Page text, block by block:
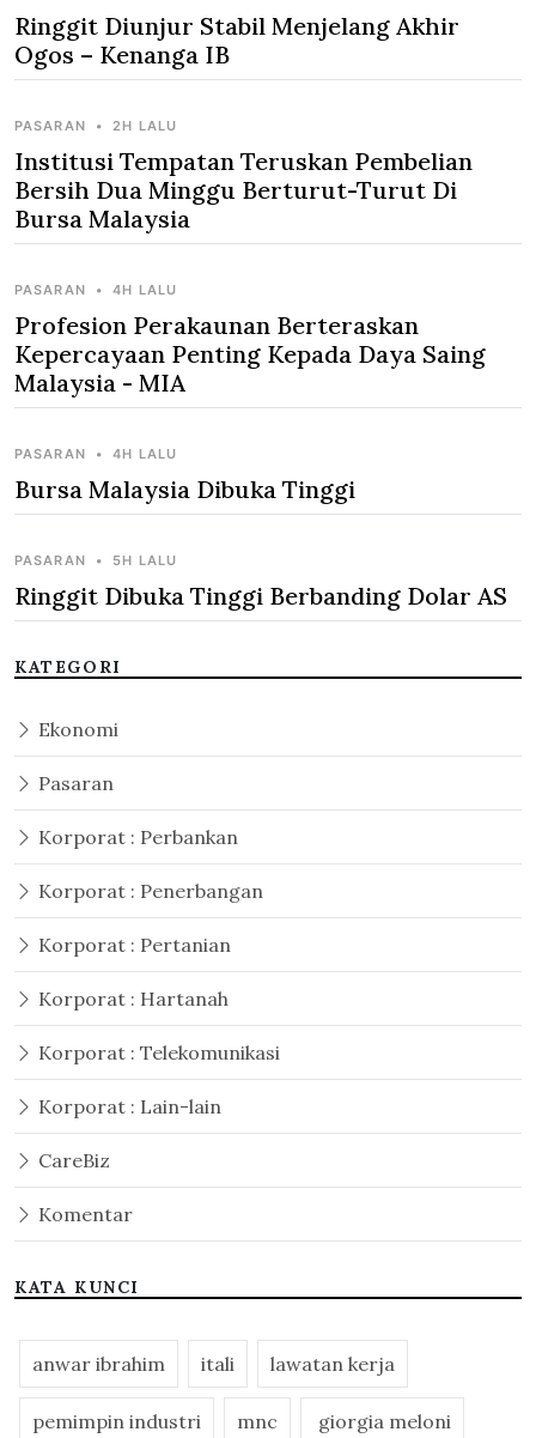
Ringgit Diunjur Stabil Menjelang Akhir
Ogos – Kenanga IB
PASARAN • 2H LALU
Institusi Tempatan Teruskan Pembelian
Bersih Dua Minggu Berturut-Turut Di
Bursa Malaysia
PASARAN • 4H LALU
Profesion Perakaunan Berteraskan
Kepercayaan Penting Kepada Daya Saing
Malaysia - MIA
PASARAN • 4H LALU
Bursa Malaysia Dibuka Tinggi
PASARAN • 5H LALU
Ringgit Dibuka Tinggi Berbanding Dolar AS
KATEGORI
Ekonomi
Pasaran
Korporat : Perbankan
Korporat : Penerbangan
Korporat : Pertanian
Korporat : Hartanah
Korporat : Telekomunikasi
Korporat : Lain-lain
CareBiz
Komentar
KATA KUNCI
anwar ibrahim itali lawatan kerja
pemimpin industri mnc giorgia meloni